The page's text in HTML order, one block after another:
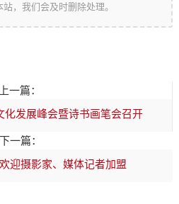
，我们会及时删除处理。
上一篇：
化发展峰会暨诗书画笔会召开
下一篇：
迎摄影家、媒体记者加盟